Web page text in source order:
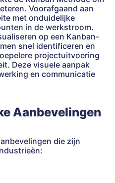
Voorafgaand aan
met onduidelijke
in de werkstroom.
op een Kanban-
snel identificeren en
projectuitvoering
Deze visuele aanpak
en communicatie
Aanbevelingen
die zijn